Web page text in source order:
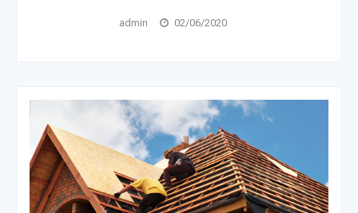
admin 02/06/2020